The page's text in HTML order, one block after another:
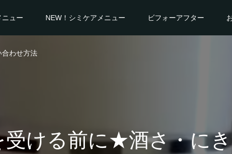
ニュー NEW！シミケアメニュー ビフォーアフター
合わせ方法
受ける前に★酒さ・に